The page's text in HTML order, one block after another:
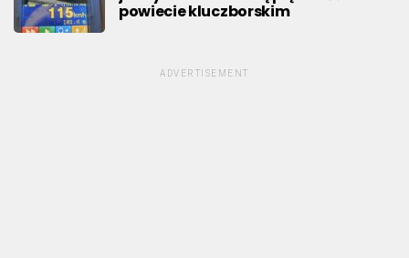
powiecie kluczborskim
ADVERTISEMENT